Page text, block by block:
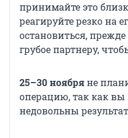
принимайте это
реагируйте резко на
остановиться,
грубое партнеру,
25–30 ноябряне
операцию, так как
недовольны